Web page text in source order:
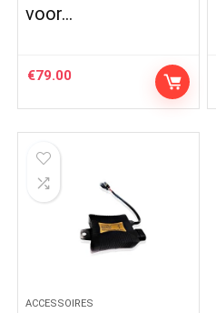
voor…
€79.00
ACCESSOIRES